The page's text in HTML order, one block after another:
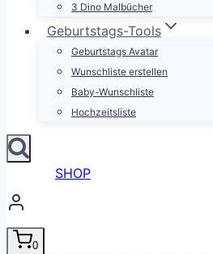
3 Dino Malbücher
Geburtstags-Tools
Geburtstags Avatar
Wunschliste erstellen
Baby-Wunschliste
Hochzeitsliste
SHOP
0